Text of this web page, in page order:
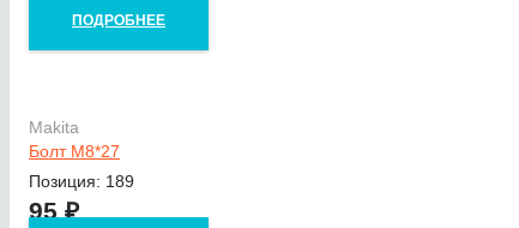
ПОДРОБНЕЕ
Makita
Болт М8*27
Позиция: 189
95₽